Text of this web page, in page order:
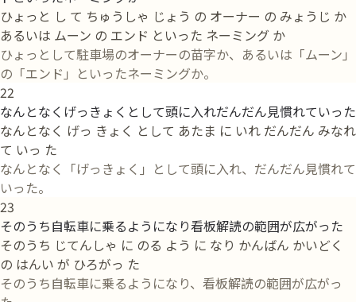
ひょっと し て ちゅうしゃ じょう の オーナー の みょうじ か
あるいは ムーン の エンド といった ネーミング か
ひょっとして駐車場のオーナーの苗字か、あるいは「ムーン」
の「エンド」といったネーミングか。
22
なんとなくげっきょくとして頭に入れだんだん見慣れていった
なんとなく げっ きょく として あたま に いれ だんだん みなれ
て いっ た
なんとなく「げっきょく」として頭に入れ、だんだん見慣れて
いった。
23
そのうち自転車に乗るようになり看板解読の範囲が広がった
そのうち じてんしゃ に のる よう に なり かんばん かいどく
の はんい が ひろがっ た
そのうち自転車に乗るようになり、看板解読の範囲が広がっ